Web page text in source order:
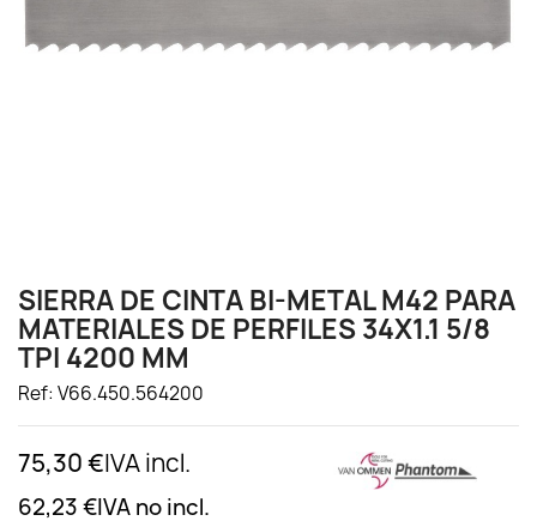
SIERRA DE CINTA BI-METAL M42 PARA
MATERIALES DE PERFILES 34X1.1 5/8
TPI 4200 MM
Ref: V66.450.564200
75,30 €IVA incl.
62,23 €IVA no incl.